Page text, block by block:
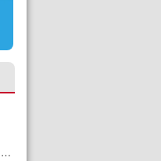
3 проблемы «Терминатора: Да придет спаситель», которые испортили фильм | Plugged In Ru